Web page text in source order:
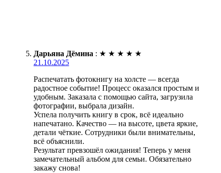
Дарьяна Дёмина : ★ ★ ★ ★ ★
21.10.2025
Распечатать фотокнигу на холсте — всегда
радостное событие! Процесс оказался простым и
удобным. Заказала с помощью сайта, загрузила
фотографии, выбрала дизайн.
Успела получить книгу в срок, всё идеально
напечатано. Качество — на высоте, цвета яркие,
детали чёткие. Сотрудники были внимательны,
всё объяснили.
Результат превзошёл ожидания! Теперь у меня
замечательный альбом для семьи. Обязательно
закажу снова!